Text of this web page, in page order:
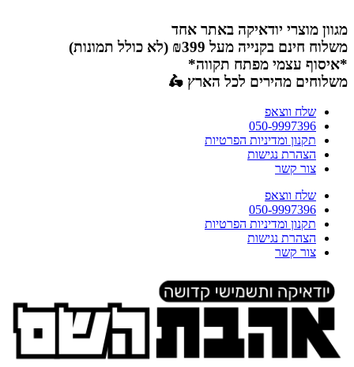
לתוכן
מגוון מוצרי יודאיקה באתר אחד
משלוח חינם בקנייה מעל ₪399 (לא כולל תמונות)
*איסוף עצמי מפתח תקווה*
משלוחים מהירים לכל הארץ 🛵
שלח ווצאפ
050-9997396
תקנון ומדיניות הפרטיות
הצהרת נגישות
צור קשר
שלח ווצאפ
050-9997396
תקנון ומדיניות הפרטיות
הצהרת נגישות
צור קשר